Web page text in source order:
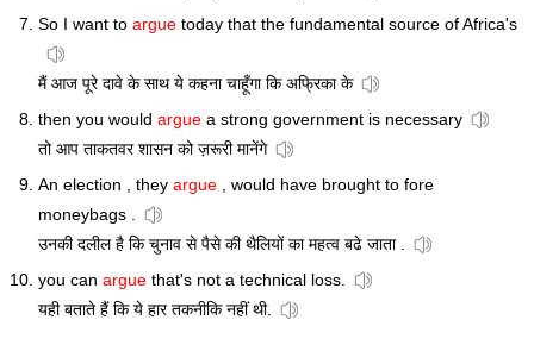
So I want to argue today that the fundamental source of Africa's
मैं आज पूरे दावे के साथ ये कहना चाहूँगा कि अफ्रिका के
then you would argue a strong government is necessary
तो आप ताकतवर शासन को ज़रूरी मानेंगे
An election , they argue , would have brought to fore
moneybags .
उनकी दलील है कि चुनाव से पैसे की थैलियों का महत्व बढे जाता .
you can argue that's not a technical loss.
यही बताते हैं कि ये हार तकनीकि नहीं थी.